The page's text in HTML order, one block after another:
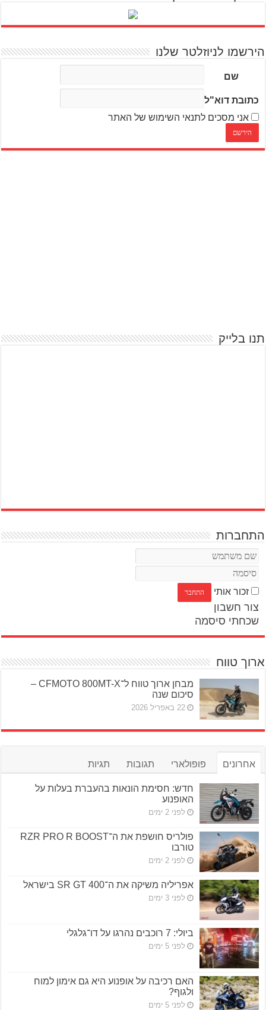
הירשמו לניוזלטר שלנו
שם
כתובת דוא"ל
אני מסכים לתנאי השימוש של האתר
תנו בלייק
התחברות
זכור אותי
צור חשבון
שכחתי סיסמה
ארוך טווח
מבחן ארוך טווח ל־CFMOTO 800MT-X –
סיכום שנה
22 באפריל 2026
אחרונים פופולארי תגובות תגיות
חדש: חסימת הונאות בהעברת בעלות על
האופנוע
לפני 2 ימים
פולריס חושפת את ה־RZR PRO R BOOST
טורבו
לפני 2 ימים
אפריליה משיקה את ה־SR GT 400 בישראל
לפני 3 ימים
ביולי: 7 רוכבים נהרגו על דו־גלגלי
לפני 5 ימים
האם רכיבה על אופנוע היא גם אימון למוח
ולגוף?
לפני 5 ימים